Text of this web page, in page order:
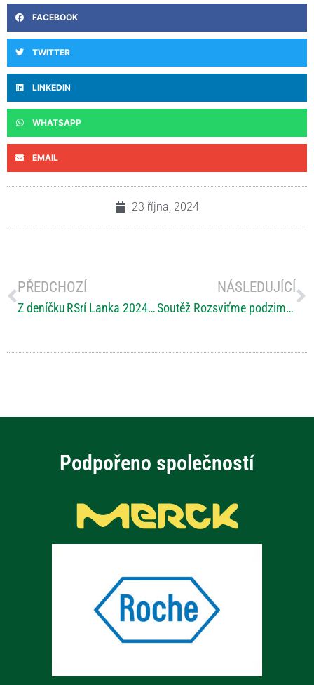
FACEBOOK
TWITTER
LINKEDIN
WHATSAPP
EMAIL
23 října, 2024
PŘEDCHOZÍ
Z deníčku RSrí Lanka 2024 – 1.část (David Weis)
NÁSLEDUJÍCÍ
Soutěž Rozsviťme podzim 2024
Podpořeno společností